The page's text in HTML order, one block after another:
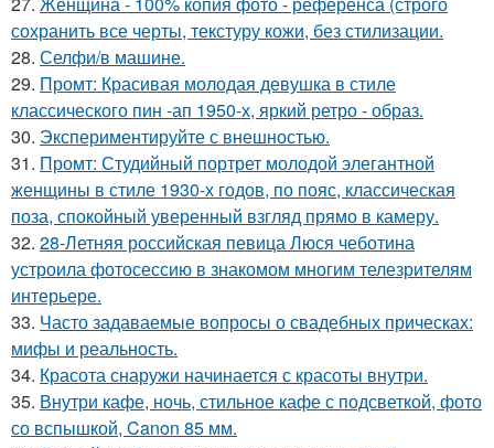
сохранить все черты, текстуру кожи, без стилизации.
28. Селфи/в машине.
29. Промт: Красивая молодая девушка в стиле
классического пин -ап 1950-х, яркий ретро - образ.
30. Экспериментируйте с внешностью.
31. Промт: Студийный портрет молодой элегантной
женщины в стиле 1930-х годов, по пояс, классическая
поза, спокойный уверенный взгляд прямо в камеру.
32. 28-Летняя российская певица Люся чеботина
устроила фотосессию в знакомом многим телезрителям
интерьере.
33. Часто задаваемые вопросы о свадебных прическах:
мифы и реальность.
34. Красота снаружи начинается с красоты внутри.
35. Внутри кафе, ночь, стильное кафе с подсветкой, фото
со вспышкой, Canon 85 мм.